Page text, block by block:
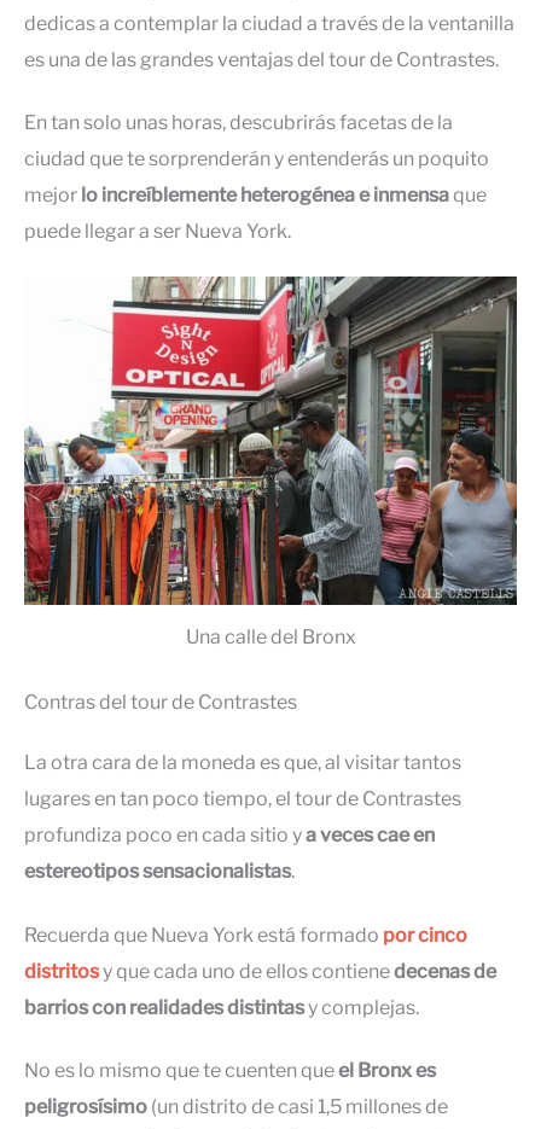
dedicas a contemplar la ciudad a través de la ventanilla
es una de las grandes ventajas del tourde Contrastes.
En tan solo unas horas, descubrirás facetas de la
ciudad que te sorprenderán y entenderás un poquito
mejor lo increíblemente heterogénea e inmensaque
puede llegar a ser Nueva York.
Una calle del Bronx
Contras del tour de Contrastes
La otra cara de la moneda es que, al visitar tantos
lugares en tan poco tiempo, el tour de Contrastes
profundiza poco en cada sitio ya veces cae en
estereotipos sensacionalistas.
Recuerda que Nueva York está formado por cinco
distritosy que cada uno de ellos contienedecenas de
barrios con realidades distintasy complejas.
No es lo mismo que te cuenten queel Bronx es
peligrosísimo (un distrito de casi 1,5 millones de